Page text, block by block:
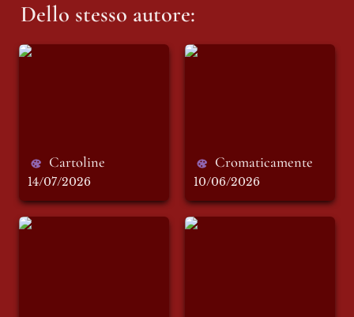
Dello stesso autore:
Cartoline
Cartoline
14/07/2026
Cromaticamente
Cromaticamente
10/06/2026
Ben Essere Fioritura